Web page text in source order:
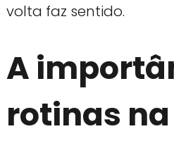
volta faz sentido.
A
rotinas